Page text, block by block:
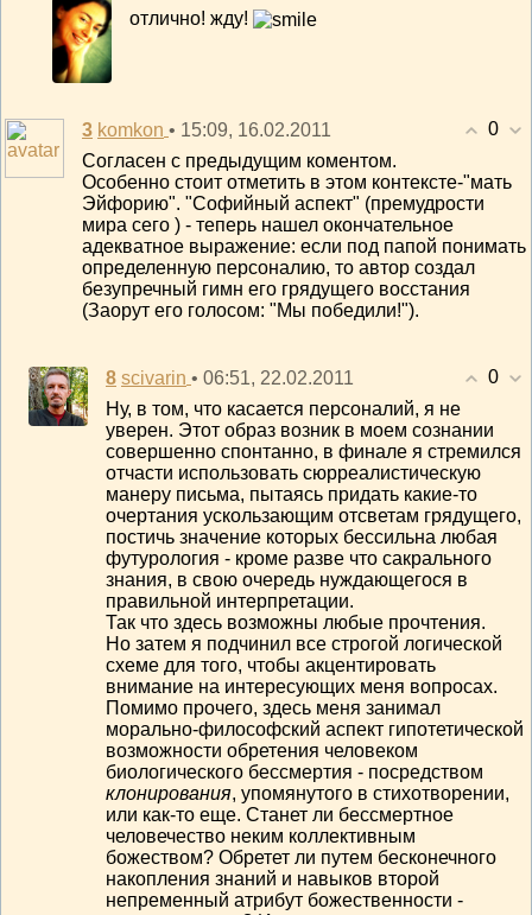
отлично! жду!
0
3 komkon • 15:09, 16.02.2011
Согласен с предыдущим коментом.
Особенно стоит отметить в этом контексте-"мать
Эйфорию". "Софийный аспект" (премудрости
мира сего ) - теперь нашел окончательное
адекватное выражение: если под папой понимать
определенную персоналию, то автор создал
безупречный гимн его грядущего восстания
(Заорут его голосом: "Мы победили!").
0
8 scivarin • 06:51, 22.02.2011
Ну, в том, что касается персоналий, я не
уверен. Этот образ возник в моем сознании
совершенно спонтанно, в финале я стремился
отчасти использовать сюрреалистическую
манеру письма, пытаясь придать какие-то
очертания ускользающим отсветам грядущего,
постичь значение которых бессильна любая
футурология - кроме разве что сакрального
знания, в свою очередь нуждающегося в
правильной интерпретации.
Так что здесь возможны любые прочтения.
Но затем я подчинил все строгой логической
схеме для того, чтобы акцентировать
внимание на интересующих меня вопросах.
Помимо прочего, здесь меня занимал
морально-философский аспект гипотетической
возможности обретения человеком
биологического бессмертия - посредством
клонирования, упомянутого в стихотворении,
или как-то еще. Станет ли бессмертное
человечество неким коллективным
божеством? Обретет ли путем бесконечного
накопления знаний и навыков второй
непременный атрибут божественности -